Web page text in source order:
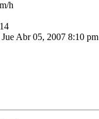
Jue Abr 05, 2007 8:10 pm